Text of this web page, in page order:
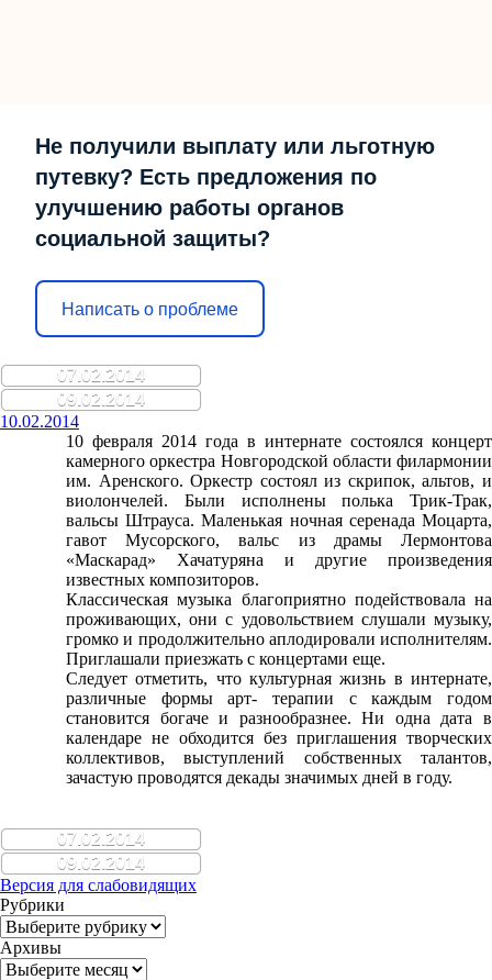
Не получили выплату или льготную
путевку? Есть предложения по
улучшению работы органов
социальной защиты?
Написать о проблеме
07.02.2014
09.02.2014
10.02.2014
10 февраля 2014 года в интернате состоялся концерт
камерного оркестра Новгородской области филармонии
им. Аренского. Оркестр состоял из скрипок, альтов, и
виолончелей. Были исполнены полька Трик-Трак,
вальсы Штрауса. Маленькая ночная серенада Моцарта,
гавот Мусорского, вальс из драмы Лермонтова
«Маскарад» Хачатуряна и другие произведения
известных композиторов.
Классическая музыка благоприятно подействовала на
проживающих, они с удовольствием слушали музыку,
громко и продолжительно аплодировали исполнителям.
Приглашали приезжать с концертами еще.
Cледует отметить, что культурная жизнь в интернате,
различные формы арт- терапии с каждым годом
становится богаче и разнообразнее. Ни одна дата в
календаре не обходится без приглашения творческих
коллективов, выступлений собственных талантов,
зачастую проводятся декады значимых дней в году.
07.02.2014
09.02.2014
Версия для слабовидящих
Рубрики
Рубрики
Архивы
Архивы